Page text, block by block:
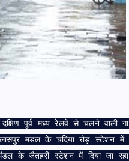
पूर्व मध्य रेलवे से चलने वाली
मंडल के चंदिया रोड़ स्टेशन में
मंडल के जैतहरी स्टेशन में दिया जा